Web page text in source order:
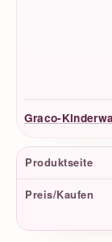
Graco-
Produktseite
Preis/Kaufen